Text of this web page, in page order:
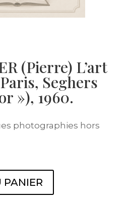
(Pierre) L’art
Seghers
»), 1960.
photographies hors
PANIER